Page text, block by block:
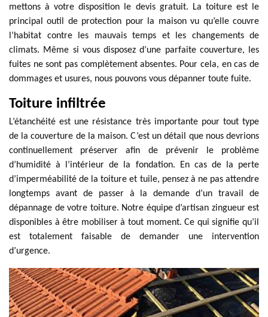
mettons à votre disposition le devis gratuit. La toiture est le
principal outil de protection pour la maison vu qu’elle couvre
l’habitat contre les mauvais temps et les changements de
climats. Même si vous disposez d’une parfaite couverture, les
fuites ne sont pas complètement absentes. Pour cela, en cas de
dommages et usures, nous pouvons vous dépanner toute fuite.
Toiture infiltrée
L’étanchéité est une résistance très importante pour tout type
de la couverture de la maison. C’est un détail que nous devrions
continuellement préserver afin de prévenir le problème
d’humidité à l’intérieur de la fondation. En cas de la perte
d’imperméabilité de la toiture et tuile, pensez à ne pas attendre
longtemps avant de passer à la demande d’un travail de
dépannage de votre toiture. Notre équipe d’artisan zingueur est
disponibles à être mobiliser à tout moment. Ce qui signifie qu’il
est totalement faisable de demander une intervention
d’urgence.